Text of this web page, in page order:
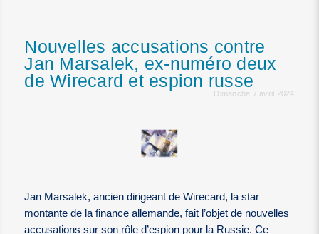
Nouvelles accusations contre
Jan Marsalek, ex-numéro deux
de Wirecard et espion russe
Dimanche 7 avril 2024
Jan Marsalek, ancien dirigeant de Wirecard, la star
montante de la finance allemande, fait l’objet de nouvelles
accusations sur son rôle d’espion pour la Russie. Ce